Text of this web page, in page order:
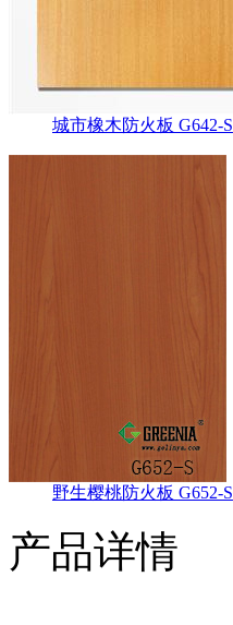
城市橡木防火板 G642-S
野生樱桃防火板 G652-S
产品详情